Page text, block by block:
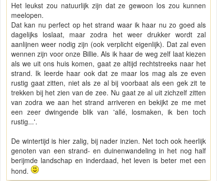
Het leukst zou natuurlijk zijn dat ze gewoon los zou kunnen
meelopen.
Dat kan nu perfect op het strand waar ik haar nu zo goed als
dagelijks loslaat, maar zodra het weer drukker wordt zal
aanlijnen weer nodig zijn (ook verplicht eigenlijk). Dat zal even
wennen zijn voor onze Billie. Als ik haar de weg zelf laat kiezen
als we uit ons huis komen, gaat ze altijd rechtstreeks naar het
strand. Ik leerde haar ook dat ze maar los mag als ze even
rustig gaat zitten, niet als ze al bij voorbaat als een gek zit te
trekken bij het zien van de zee. Nu gaat ze al uit zichzelf zitten
van zodra we aan het strand arriveren en bekijkt ze me met
een zeer dwingende blik van 'allé, losmaken, ik ben toch
rustig...'.
De wintertijd is hier zalig, bij nader inzien. Net toch ook heerlijk
genoten van een strand- en duinenwandeling in het nog half
berijmde landschap en inderdaad, het leven is beter met een
hond.